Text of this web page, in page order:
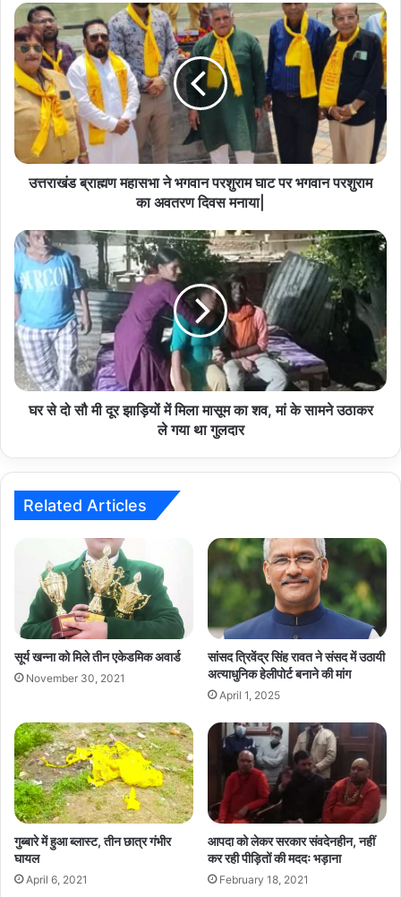
उत्तराखंड
ब्राह्मण
महासभा
ने
भगवान
परशुराम
घाट
पर
भगवान
परशुराम
दिवस
मनाया|
उत्तराखंड ब्राह्मण महासभा ने भगवान परशुराम घाट पर भगवान परशुराम
का अवतरण दिवस मनाया|
घर
से
दो
सौ
मी
दूर
झाड़ियों
में
मिला
मासूम
सामने
उठाकर
गुलदार
घर से दो सौ मी दूर झाड़ियों में मिला मासूम का शव, मां के सामने उठाकर
ले गया था गुलदार
Related Articles
सूर्य खन्ना को मिले तीन एकेडमिक अवार्ड
November 30, 2021
सांसद त्रिवेंद्र सिंह रावत ने संसद में उठायी
अत्याधुनिक हेलीपोर्ट बनाने की मांग
April 1, 2025
गुब्बारे में हुआ ब्लास्ट, तीन छात्र गंभीर
घायल
April 6, 2021
आपदा को लेकर सरकार संवदेनहीन, नहीं
कर रही पीड़ितों की मददः भड़ाना
February 18, 2021